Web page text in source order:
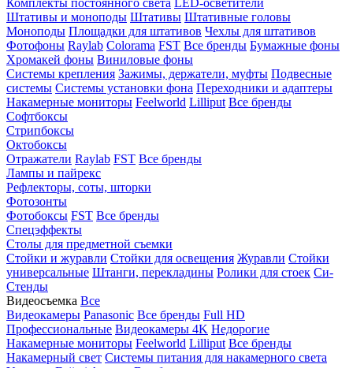
Комплекты постоянного света LED-осветители
Штативы и моноподы Штативы Штативные головы
Моноподы Площадки для штативов Чехлы для штативов
Фотофоны Raylab Colorama FST Все бренды Бумажные фоны
Хромакей фоны Виниловые фоны
Системы крепления Зажимы, держатели, муфты Подвесные
системы Системы установки фона Переходники и адаптеры
Накамерные мониторы Feelworld Lilliput Все бренды
Софтбоксы
Стрипбоксы
Октобоксы
Отражатели Raylab FST Все бренды
Лампы и пайрекс
Рефлекторы, соты, шторки
Фотозонты
Фотобоксы FST Все бренды
Спецэффекты
Столы для предметной съемки
Стойки и журавли Стойки для освещения Журавли Стойки
универсальные Штанги, перекладины Ролики для стоек Си-
Стенды
Видеосъемка Все
Видеокамеры Panasonic Все бренды Full HD
Профессиональные Видеокамеры 4K Недорогие
Накамерные мониторы Feelworld Lilliput Все бренды
Накамерный свет Системы питания для накамерного света